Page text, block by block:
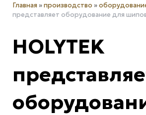
Главная »производство »
представляет оборудование для
HOLYTEK